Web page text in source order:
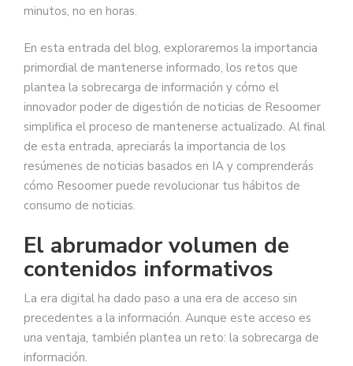
minutos, no en horas.
En esta entrada del blog, exploraremos la importancia
primordial de mantenerse informado, los retos que
plantea la sobrecarga de información y cómo el
innovador poder de digestión de noticias de Resoomer
simplifica el proceso de mantenerse actualizado. Al final
de esta entrada, apreciarás la importancia de los
resúmenes de noticias basados en IA y comprenderás
cómo Resoomer puede revolucionar tus hábitos de
consumo de noticias.
El abrumador volumen de
contenidos informativos
La era digital ha dado paso a una era de acceso sin
precedentes a la información. Aunque este acceso es
una ventaja, también plantea un reto: la sobrecarga de
información.